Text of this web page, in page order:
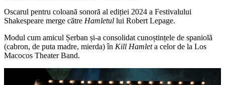
Oscarul pentru coloană sonoră al ediției 2024 a Festivalului
Shakespeare merge către Hamletul lui Robert Lepage.
Modul cum amicul Șerban și-a consolidat cunoștințele de spaniolă
(cabron, de puta madre, mierda) în Kill Hamleta celor de la Los
Macocos Theater Band.